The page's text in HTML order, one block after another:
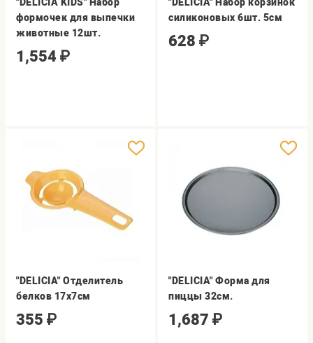
формочек для выпечки
животные 12шт.
1,554 ₽
силиконовых 6шт. 5см
628 ₽
"DELICIA" Отделитель
белков 17х7см
355 ₽
"DELICIA" Форма для
пиццы 32см.
1,687 ₽